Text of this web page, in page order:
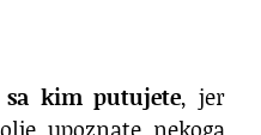
kim putujete, jer